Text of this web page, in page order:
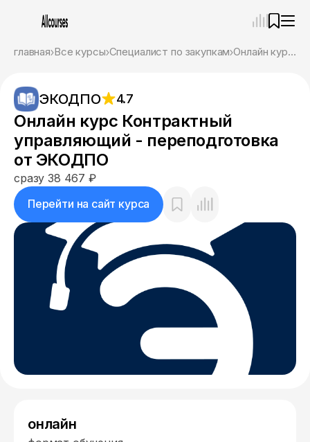
главная Все курсы Специалист по закупкам Онлайн курс Контрактный управляющий - переподготовка от ЭКОДПО
ЭКОДПО 4.7
Онлайн курс Контрактный
управляющий - переподготовка
от ЭКОДПО
сразу 38 467 ₽
Перейти на сайт курса
онлайн
Привет! Я Ваш карьерный навигатор. Подберу
курсы, которые соответствует именно вашим
целям.
Пожалуйста, ответьте на несколько вопросов,
чтобы начать.
Приступим?